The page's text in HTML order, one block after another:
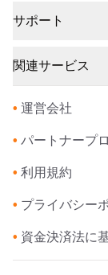
サポート
関連サービス
• 運営会社
• パートナープ
• 利用規約
• プライバシー
• 資金決済法に